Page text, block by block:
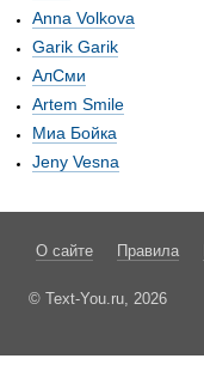
Anna Volkova
Garik Garik
АлСми
Artem Smile
Миа Бойка
Jeny Vesna
О сайте Правила
© Text-You.ru, 2026